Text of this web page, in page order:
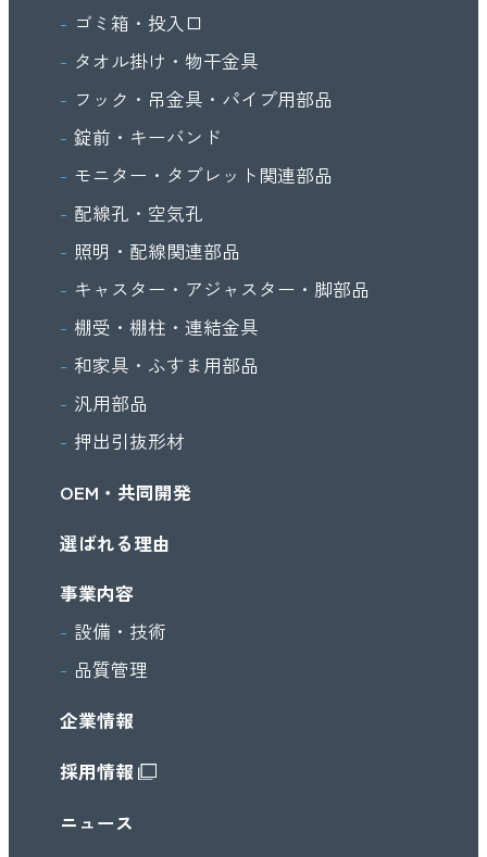
ゴミ箱・投入口
タオル掛け・物干金具
フック・吊金具・パイプ用部品
錠前・キーバンド
モニター・タブレット関連部品
配線孔・空気孔
照明・配線関連部品
キャスター・アジャスター・脚部品
棚受・棚柱・連結金具
和家具・ふすま用部品
汎用部品
押出引抜形材
OEM・共同開発
選ばれる理由
事業内容
設備・技術
品質管理
企業情報
採用情報
ニュース